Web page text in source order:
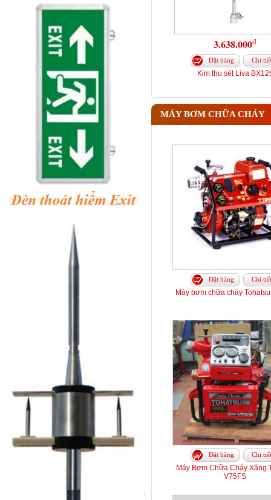
3.638.000đ
Đặt hàng Chi tiết
Kim thu sét Liva
MÁY BƠM CHỮA CHÁY
Đặt hàng Chi tiết
Máy bơm chữa cháy
Đặt hàng Chi tiết
Máy Bơm Chữa Cháy Xăng
V75FS